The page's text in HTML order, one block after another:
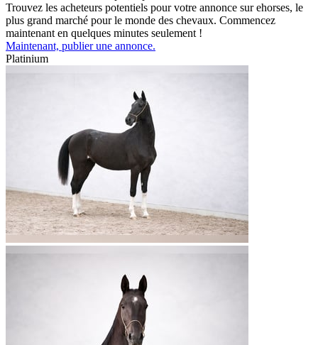
Trouvez les acheteurs potentiels pour votre annonce sur ehorses, le
plus grand marché pour le monde des chevaux. Commencez
maintenant en quelques minutes seulement !
Maintenant, publier une annonce.
Platinium